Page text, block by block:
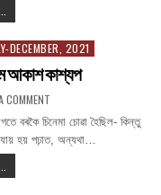
সাক্ষী
প্ৰিয়ম্বদা
ঐপুলিৰ
সপোনৰ
দেশত
এভুমুকি(প্ৰবন্ধ)
নিশা
ভূঞা
DECEMBER, 2021
আকাশ কাশ্যপ
COMMENTON
ধন্যবাদ(প্ৰবন্ধ)
নীলিম
বৰকৈ চিনেমা চোৱা হৈছিল- কিন্তু
যায় হয় পঢ়াত, অন্যথা…
ধন্যবাদ(প্ৰবন্ধ)